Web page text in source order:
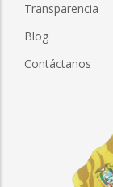
Transparencia
Blog
Contáctanos